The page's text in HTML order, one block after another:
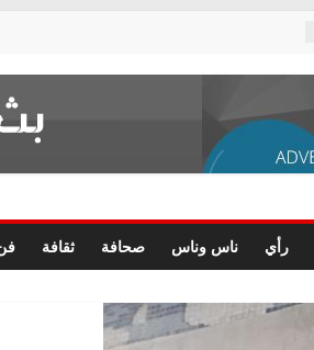
رأي ناس وناس صحافة ثقافة